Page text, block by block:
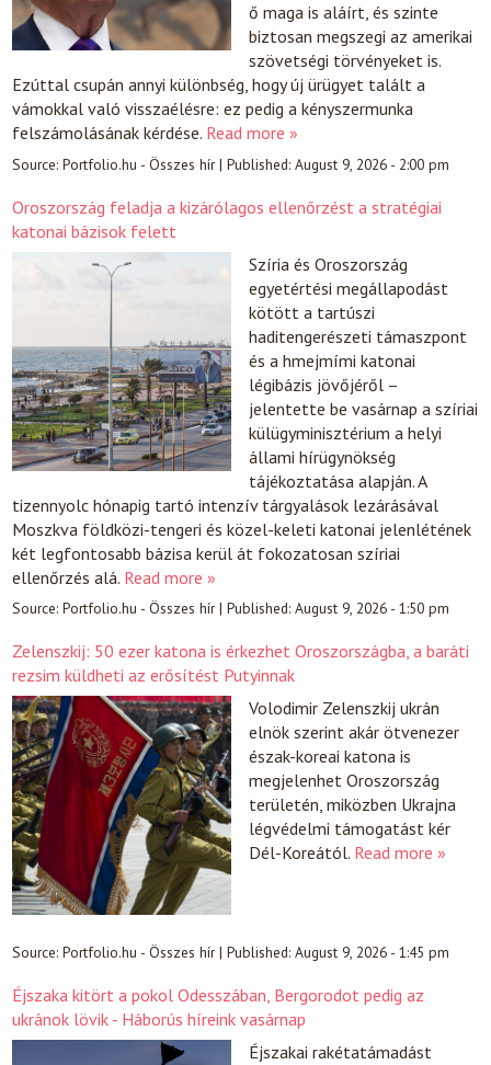
ő maga is aláírt, és szinte
biztosan megszegi az amerikai
szövetségi törvényeket is.
Ezúttal csupán annyi különbség, hogy új ürügyet talált a
vámokkal való visszaélésre: ez pedig a kényszermunka
felszámolásának kérdése. Read more »
Source:Portfolio.hu - Összes hír|Published:August 9, 2026 - 2:00 pm
Oroszország feladja a kizárólagos ellenőrzést a stratégiai
katonai bázisok felett
Szíria és Oroszország
egyetértési megállapodást
kötött a tartúszi
haditengerészeti támaszpont
és a hmejmími katonai
légibázis jövőjéről –
jelentette be vasárnap a szíriai
külügyminisztérium a helyi
állami hírügynökség
tájékoztatása alapján. A
tizennyolc hónapig tartó intenzív tárgyalások lezárásával
Moszkva földközi-tengeri és közel-keleti katonai jelenlétének
két legfontosabb bázisa kerül át fokozatosan szíriai
ellenőrzés alá. Read more »
Source:Portfolio.hu - Összes hír|Published:August 9, 2026 - 1:50 pm
Zelenszkij: 50 ezer katona is érkezhet Oroszországba, a baráti
rezsim küldheti az erősítést Putyinnak
Volodimir Zelenszkij ukrán
elnök szerint akár ötvenezer
észak-koreai katona is
megjelenhet Oroszország
területén, miközben Ukrajna
légvédelmi támogatást kér
Dél-Koreától. Read more »
Source:Portfolio.hu - Összes hír|Published:August 9, 2026 - 1:45 pm
Éjszaka kitört a pokol Odesszában, Bergorodot pedig az
ukránok lövik - Háborús híreink vasárnap
Éjszakai rakétatámadást